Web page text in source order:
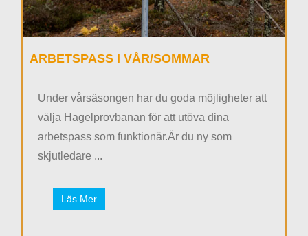
ARBETSPASS I VÅR/SOMMAR
Under vårsäsongen har du goda möjligheter att
välja Hagelprovbanan för att utöva dina
arbetspass som funktionär.Är du ny som
skjutledare ...
Läs Mer